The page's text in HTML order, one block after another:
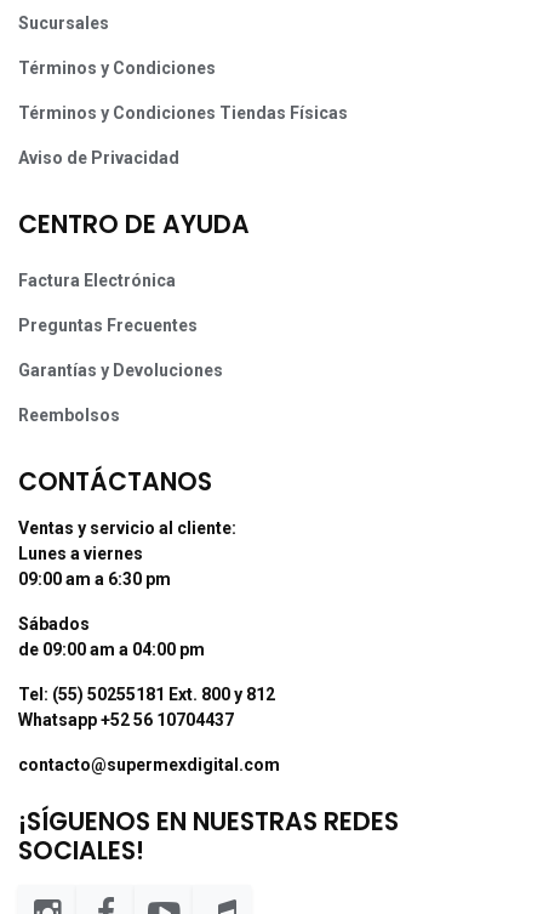
Sucursales
Términos y Condiciones
Términos y Condiciones Tiendas Físicas
Aviso de Privacidad
CENTRO DE AYUDA
Factura Electrónica
Preguntas Frecuentes
Garantías y Devoluciones
Reembolsos
CONTÁCTANOS
Ventas y servicio al cliente:
Lunes a viernes
09:00 am a 6:30 pm
Sábados
de 09:00 am a 04:00 pm
Tel: (55) 50255181 Ext. 800 y 812
Whatsapp +52 56 10704437
contacto@supermexdigital.com
¡SÍGUENOS EN NUESTRAS REDES
SOCIALES!